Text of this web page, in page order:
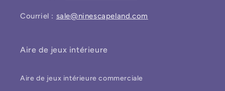
Courriel : sale@ninescapeland.com
Aire de jeux intérieure
Aire de jeux intérieure commerciale